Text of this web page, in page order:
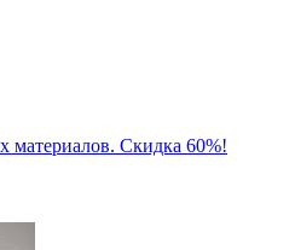
материалов. Скидка 60%!